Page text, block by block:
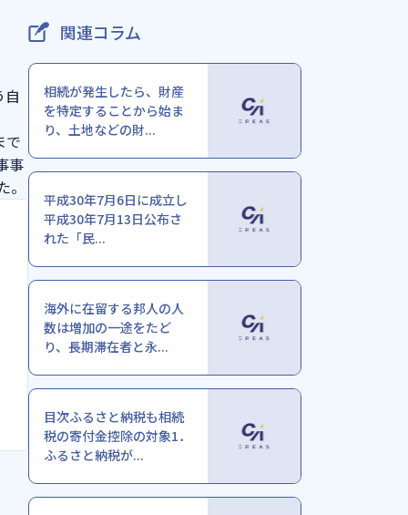
で
事
関連コラム
相続が発生したら、財産
を特定することから始ま
り、土地などの財...
平成30年7月6日に成立し
平成30年7月13日公布さ
れた「民...
海外に在留する邦人の人
数は増加の一途をたど
り、長期滞在者と永...
目次ふるさと納税も相続
税の寄付金控除の対象1．
ふるさと納税が...